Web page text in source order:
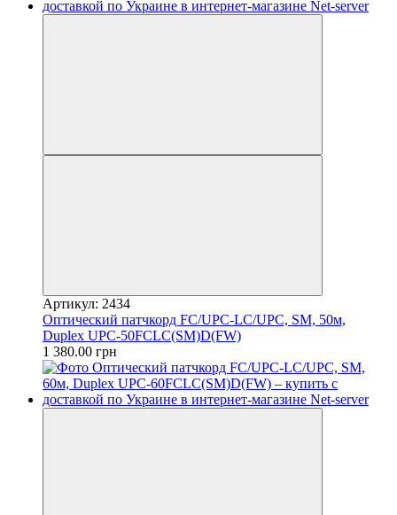
Артикул: 2434
Оптический патчкорд FC/UPC-LC/UPC, SM, 50м,
Duplex UPC-50FCLC(SM)D(FW)
1 380.00 грн